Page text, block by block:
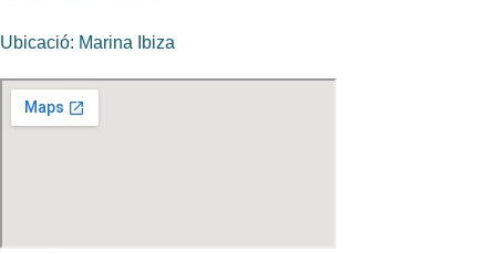
Ubicació: Marina Ibiza